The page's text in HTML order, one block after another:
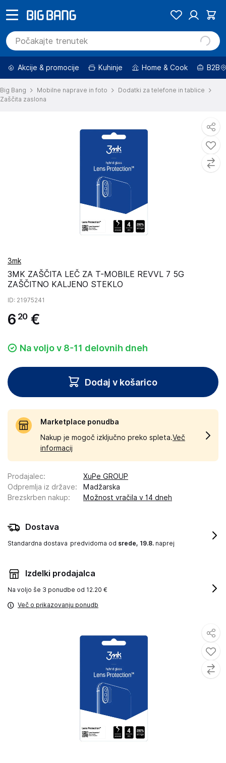
Akcije & promocije Kuhinje Home & Cook B2B
Big Bang Mobilne naprave in foto
Dodatki za telefone in tablice
Zaščita zaslona
3mk
3MK ZAŠČITA LEČ ZA T-MOBILE REVVL 7 5G
ZAŠČITNO KALJENO STEKLO
ID: 21975241
6 20 €
Na voljo v 8-11 delovnih dneh
Dodaj v košarico
Marketplace ponudba
Nakup je mogoč izključno preko spleta.Več
informacij
Prodajalec:
XuPe GROUP
Odpremlja iz države:
Madžarska
Brezskrben nakup: Možnost vračila v 14 dneh
Dostava
Standardna dostava predvidoma od srede, 19.8. naprej
Izdelki prodajalca
Na voljo še 3 ponudbe od 12.20 €
Več o prikazovanju ponudb